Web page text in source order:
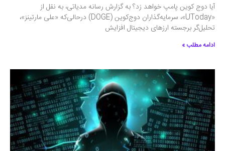
آیا دوج کوین پامپ خواهد زد؟ به گزارش رسانه مدیاتی، به نقل از
«UToday»، سرمایه‌گذاران دوج‌کوین (DOGE) درحالی‌که «علی مارتینز»،
تحلیل‌گر برجسته ارزهای دیجیتال افزایش
ادامه مطلب »